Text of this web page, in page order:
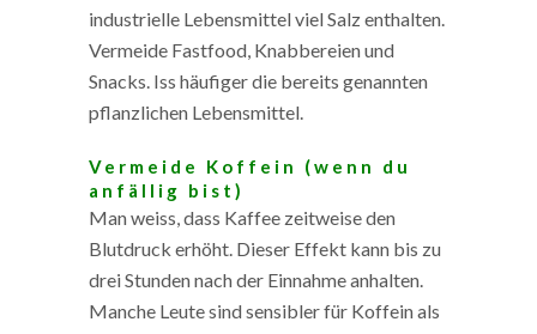
industrielle Lebensmittel viel Salz enthalten.
Vermeide Fastfood, Knabbereien und
Snacks. Iss häufiger die bereits genannten
pflanzlichen Lebensmittel.
Vermeide Koffein (wenn du
anfällig bist)
Man weiss, dass Kaffee zeitweise den
Blutdruck erhöht. Dieser Effekt kann bis zu
drei Stunden nach der Einnahme anhalten.
Manche Leute sind sensibler für Koffein als